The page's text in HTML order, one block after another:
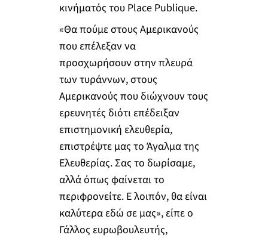
κινήματός του Place Publique.
«Θα πούμε στους Αμερικανούς
που επέλεξαν να
προσχωρήσουν στην πλευρά
των τυράννων, στους
Αμερικανούς που διώχνουν τους
ερευνητές διότι επέδειξαν
επιστημονική ελευθερία,
επιστρέψτε μας το Άγαλμα της
Ελευθερίας. Σας το δωρίσαμε,
αλλά όπως φαίνεται το
περιφρονείτε. Ε λοιπόν, θα είναι
καλύτερα εδώ σε μας», είπε ο
Γάλλος ευρωβουλευτής,